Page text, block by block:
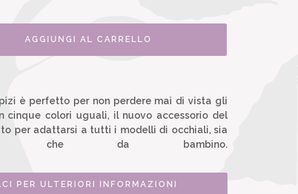
AGGIUNGI AL CARRELLO
è perfetto per non perdere mai di vista gli
cinque colori uguali, il nuovo accessorio del
per adattarsi a tutti i modelli di occhiali, sia
che da bambino.
PER ULTERIORI INFORMAZIONI